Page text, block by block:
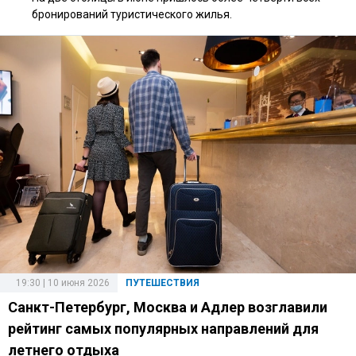
бронирований туристического жилья.
ПУТЕШЕСТВИЯ
19:30 | 10 июня 2026
Санкт-Петербург, Москва и Адлер возглавили
рейтинг самых популярных направлений для
летнего отдыха